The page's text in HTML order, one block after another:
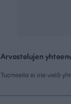
Arvostelujen
Tuotteella ei ole vielä